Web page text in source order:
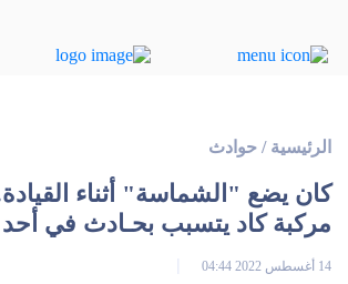
الرئيسية / حوادث
كان يضع "الشماسة" أثناء
مركبة كاد يتسبب بحـادث في
14 أغسطس 2022 04:44